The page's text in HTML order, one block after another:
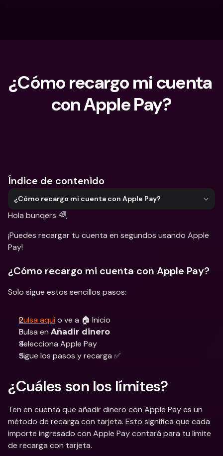
¿Cómo recargo mi cuenta
con Apple Pay?
Índice de contenido
¿Cómo recargo mi cuenta con Apple Pay?
Hola bunqers 🌈,
¡Puedes recargar tu cuenta en segundos usando Apple
Pay!
¿Cómo recargo mi cuenta con Apple Pay?
Solo sigue estos sencillos pasos:
Pulsa aquí o ve a 🏠 Inicio
Pulsa en Añadir dinero
Selecciona Apple Pay
Sigue los pasos y recarga ✅
¿Cuáles son los límites?
Ten en cuenta que añadir dinero con Apple Pay es un
método de recarga con tarjeta. Esto significa que cada
importe ingresado con Apple Pay contará para tu límite
de recarga con tarjeta.